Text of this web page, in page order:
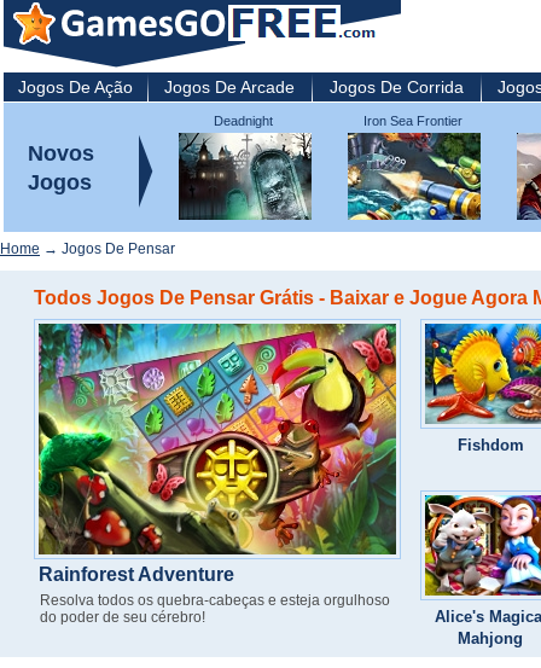
Jogos De Ação Jogos De Arcade Jogos De Corrida
Novos
Jogos
Deadnight
Iron Sea Frontier
Defenders
Home → Jogos De Pensar
Todos Jogos De Pensar Grátis - Baixar e Jogue Agora
Rainforest Adventure
Resolva todos os quebra-cabeças e esteja orgulhoso
do poder de seu cérebro!
Fishdom
Alice's
Mahjong